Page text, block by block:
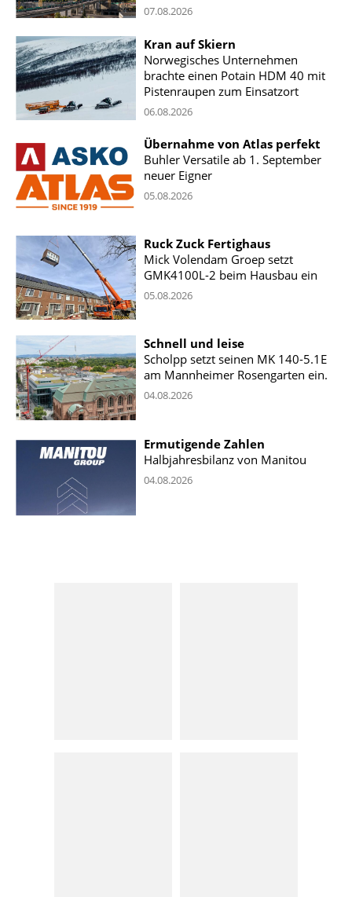
07.08.2026
Kran auf Skiern
Norwegisches Unternehmen
brachte einen Potain HDM 40 mit
Pistenraupen zum Einsatzort
06.08.2026
Übernahme von Atlas perfekt
Buhler Versatile ab 1. September
neuer Eigner
05.08.2026
Ruck Zuck Fertighaus
Mick Volendam Groep setzt
GMK4100L-2 beim Hausbau ein
05.08.2026
Schnell und leise
Scholpp setzt seinen MK 140-5.1E
am Mannheimer Rosengarten ein.
04.08.2026
Ermutigende Zahlen
Halbjahresbilanz von Manitou
04.08.2026